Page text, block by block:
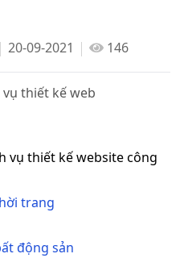
20-09-2021 146
vụ thiết kế web
vụ thiết kế website công
trang
động sản